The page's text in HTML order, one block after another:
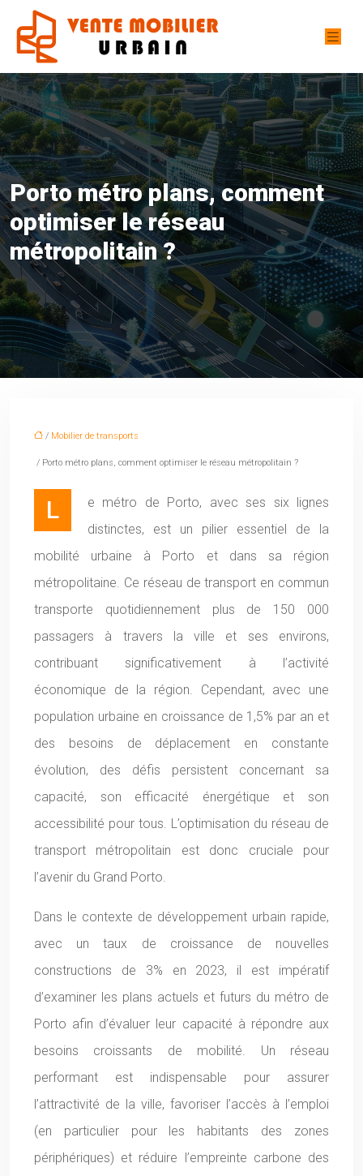
Porto métro plans, comment
optimiser le réseau
métropolitain ?
/ Mobilier de transports
/ Porto métro plans, comment optimiser le réseau métropolitain ?
Le métro de Porto, avec ses six lignes
distinctes, est un pilier essentiel de la
mobilité urbaine à Porto et dans sa région
métropolitaine. Ce réseau de transport en commun
transporte quotidiennement plus de 150 000
passagers à travers la ville et ses environs,
contribuant significativement à l’activité
économique de la région. Cependant, avec une
population urbaine en croissance de 1,5% par an et
des besoins de déplacement en constante
évolution, des défis persistent concernant sa
capacité, son efficacité énergétique et son
accessibilité pour tous. L’optimisation du réseau de
transport métropolitain est donc cruciale pour
l’avenir du Grand Porto.
Dans le contexte de développement urbain rapide,
avec un taux de croissance de nouvelles
constructions de 3% en 2023, il est impératif
d’examiner les plans actuels et futurs du métro de
Porto afin d’évaluer leur capacité à répondre aux
besoins croissants de mobilité. Un réseau
performant est indispensable pour assurer
l’attractivité de la ville, favoriser l’accès à l’emploi
(en particulier pour les habitants des zones
périphériques) et réduire l’empreinte carbone des